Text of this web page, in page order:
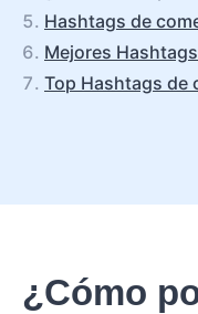
Hashtags de
Mejores
Top Hashtags de
¿Cómo